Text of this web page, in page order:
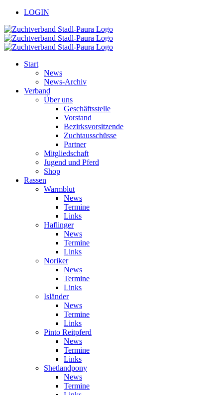
Zum
springen
facebook
youtubeLOGIN
Start
News
News-Archiv
Verband
Über uns
Geschäftsstelle
Vorstand
Bezirksvorsitzende
Zuchtausschüsse
Partner
Mitgliedschaft
Jugend und Pferd
Shop
Rassen
Warmblut
News
Termine
Links
Haflinger
News
Termine
Links
Noriker
News
Termine
Links
Isländer
News
Termine
Links
Pinto Reitpferd
News
Termine
Links
Shetlandpony
News
Termine